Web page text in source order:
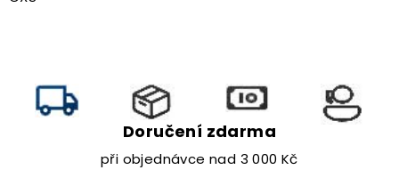
Doručení zdarma
při objednávce nad 3 000 Kč